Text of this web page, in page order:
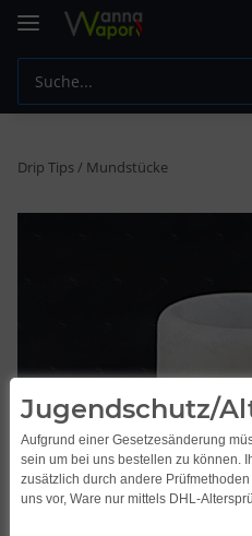
Drip Tips / Mundstücke
Jugendschutz/
Aufgrund einer Gesetzesänderung
sein um bei uns bestellen zu können.
zusätzlich durch andere
uns vor, Ware nur mittels DHL-